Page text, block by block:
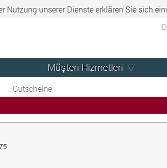
unserer Dienste erklären Sie sich
Müşteri Hizmetleri
Gutscheine